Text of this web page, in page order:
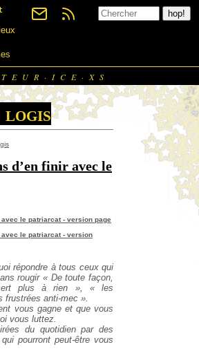
logis
d’en finir avec le
avec le patriarcat - version page
avec le patriarcat - version
répondre à tous ceux qui
rougir « De toute façon,
plus à rien », « les
frustrées anti-mec ».
vous gagne et que vous
vous luttez.
du quotidien par des
pourront peut-être vous